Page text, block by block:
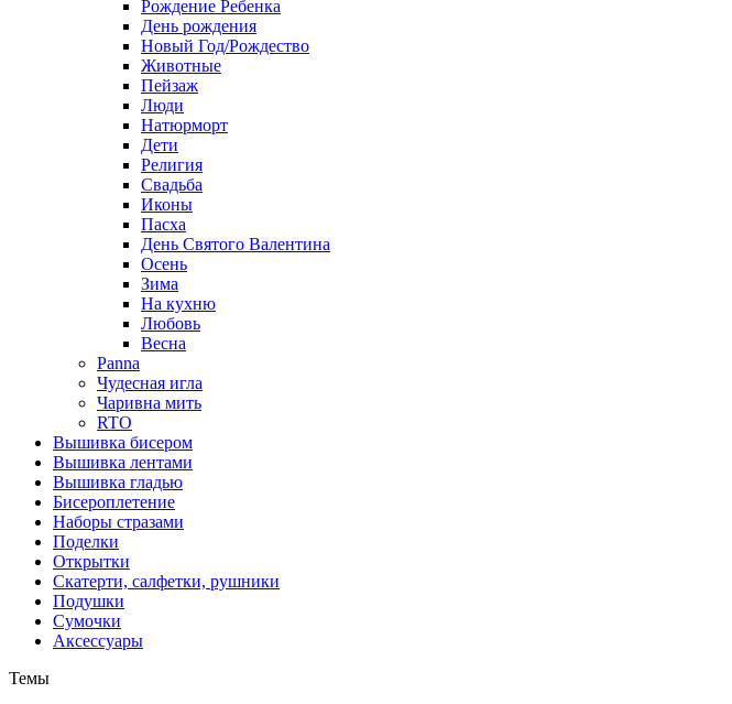
Рождение Ребенка
День рождения
Новый Год/Рождество
Животные
Пейзаж
Люди
Натюрморт
Дети
Религия
Свадьба
Иконы
Пасха
День Святого Валентина
Осень
Зима
На кухню
Любовь
Весна
Panna
Чудесная игла
Чаривна мить
RTO
Вышивка бисером
Вышивка лентами
Вышивка гладью
Бисероплетение
Наборы стразами
Поделки
Открытки
Скатерти, салфетки, рушники
Подушки
Сумочки
Аксессуары
Темы